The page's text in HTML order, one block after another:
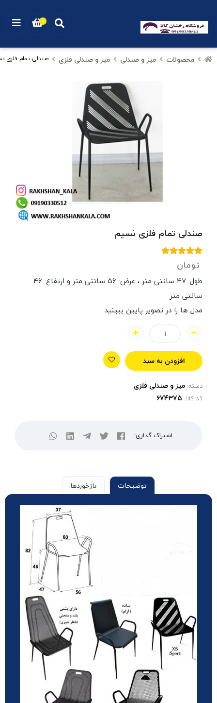
محصولات میز و صندلی میز و صندلی فلزی صندلی تمام فلزی
صندلی تمام فلزی نسیم
تومان
طول: 47 سانتی متر ، عرض: 56 سانتی متر و ارتفاع: 46
سانتی متر
مدل ها را در تصویر پایین ببینید .
افزودن به سبد
دسته: میز و صندلی فلزی
کد کالا:
اشتراک گذاری:
توضیحات بازخوردها
0